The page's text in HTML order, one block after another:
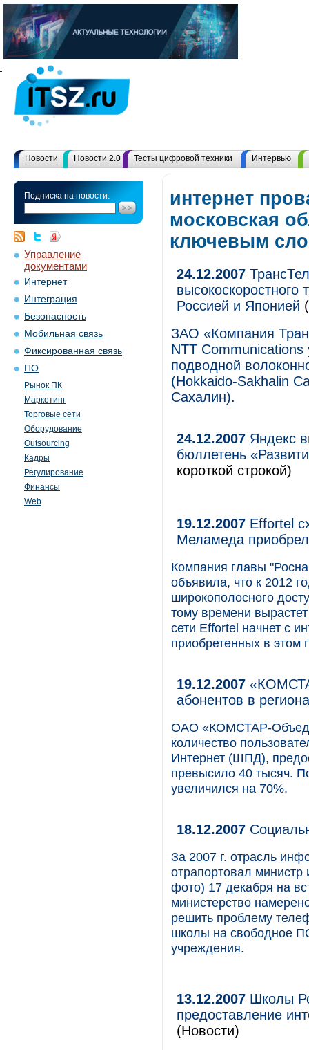
Новости Новости 2.0 Тесты цифровой техники Интервью
Подписка на новости:
Управление
документами
Интернет
Интеграция
Безопасность
Мобильная связь
Фиксированная связь
ПО
Рынок ПК
Маркетинг
Торговые сети
Оборудование
Outsourcing
Кадры
Регулирование
Финансы
Web
интернет
московская
ключевым
24.12.2007
Россией и Японией
ЗАО «Компания
NTT
подводной
(Hokkaido-Sakhalin
Сахалин).
24.12.2007 Яндекс
бюллетень
короткой строкой)
19.12.2007 Effortel
Меламеда
Компания главы
объявила, что к 2012
широкополосного
тому времени
сети Effortel начнет с
приобретенных в этом
19.12.2007
абонентов в
ОАО «КОМСТАР-
количество
Интернет (ШПД),
превысило 40 тысяч.
увеличился на 70%.
18.12.2007
За 2007 г. отрасль
отрапортовал
фото) 17 декабря на
министерство
решить проблему
школы на свободное
учреждения.
13.12.2007 Школы
предоставление
(Новости)